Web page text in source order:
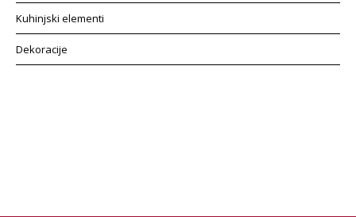
Kuhinjski elementi
Dekoracije